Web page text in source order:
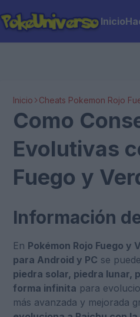
Inicio
Inicio Cheats Pokemon Rojo
Como
Evolutivas
Fuego y
Información
En Pokémon Rojo Fuego y
para Android y PC se
piedra solar, piedra lunar,
forma infinita para
más avanzada y mejorada